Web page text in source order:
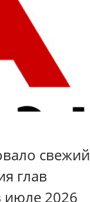
свежий
глав
июле 2026